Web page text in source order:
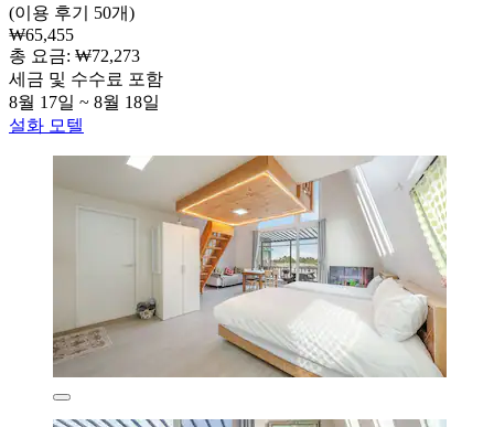
(이용 후기 50개)
₩65,455
총 요금: ₩72,273
세금 및 수수료 포함
8월 17일 ~ 8월 18일
설화 모텔